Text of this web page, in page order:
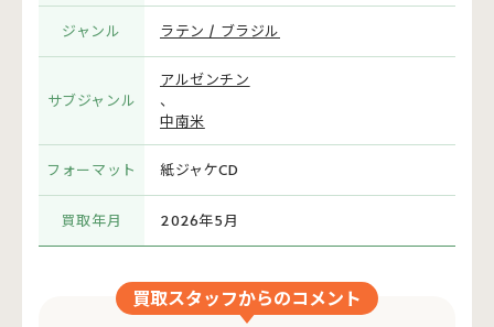
ジャンル ラテン / ブラジル
サブジャンル
アルゼンチン
、
中南米
フォーマット 紙ジャケCD
買取年月 2026年5月
買取スタッフからのコメント